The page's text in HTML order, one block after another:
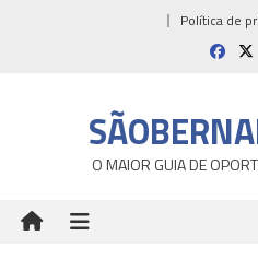
Política de
O MAIOR GUIA DE